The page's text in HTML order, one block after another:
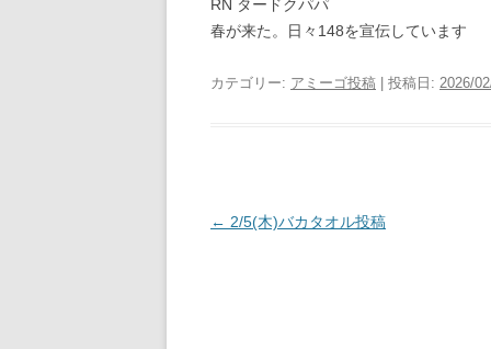
RN タードクパパ
春が来た。日々148を宣伝しています
カテゴリー: アミーゴ投稿 | 投稿日: 2026/
投
← 2/5(木)バカタオル投稿